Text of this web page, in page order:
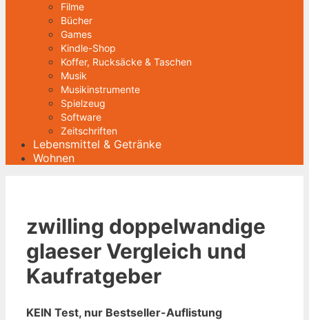
Filme
Bücher
Games
Kindle-Shop
Koffer, Rucksäcke & Taschen
Musik
Musikinstrumente
Spielzeug
Software
Zeitschriften
Lebensmittel & Getränke
Wohnen
zwilling doppelwandige
glaeser Vergleich und
Kaufratgeber
KEIN Test, nur Bestseller-Auflistung